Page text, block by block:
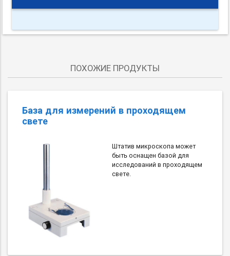
ПОХОЖИЕ ПРОДУКТЫ
База для измерений в проходящем
свете
Штатив микроскопа может
быть оснащен базой для
исследований в проходящем
свете.